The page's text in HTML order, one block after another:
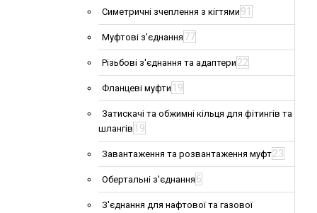
Симетричні зчеплення з кігтями 91
Муфтові з'єднання 77
Різьбові з'єднання та адаптери 22
Фланцеві муфти 19
Затискачі та обжимні кільця для фітингів та
шлангів 19
Завантаження та розвантаження муфт23
Обертальні з'єднання 6
З'єднання для нафтової та газової